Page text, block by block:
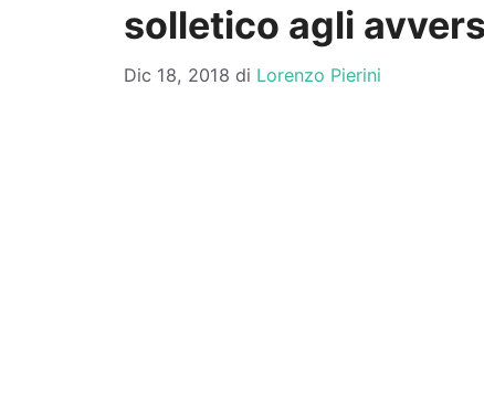
solletico agli
Dic 18, 2018 di Lorenzo Pierini